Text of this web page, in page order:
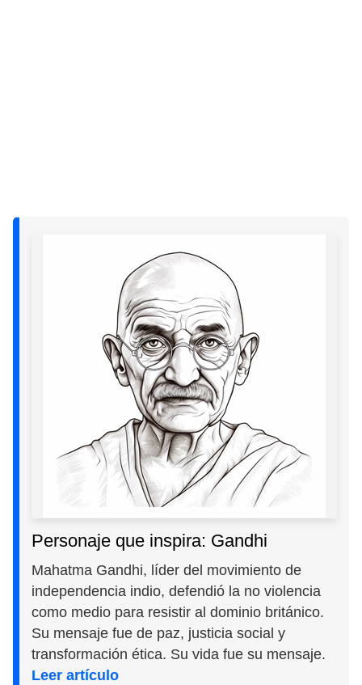
Personaje que inspira: Gandhi
Mahatma Gandhi, líder del movimiento de
independencia indio, defendió la no violencia
como medio para resistir al dominio británico.
Su mensaje fue de paz, justicia social y
transformación ética. Su vida fue su mensaje.
Leer artículo